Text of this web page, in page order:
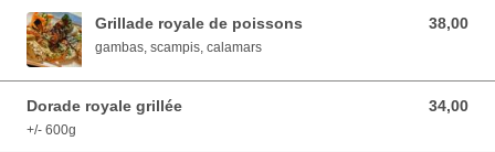
Grillade royale de poissons 38,00
38,00 EUR
gambas, scampis, calamars
Dorade royale grillée 34,00
34,00 EUR
+/- 600g